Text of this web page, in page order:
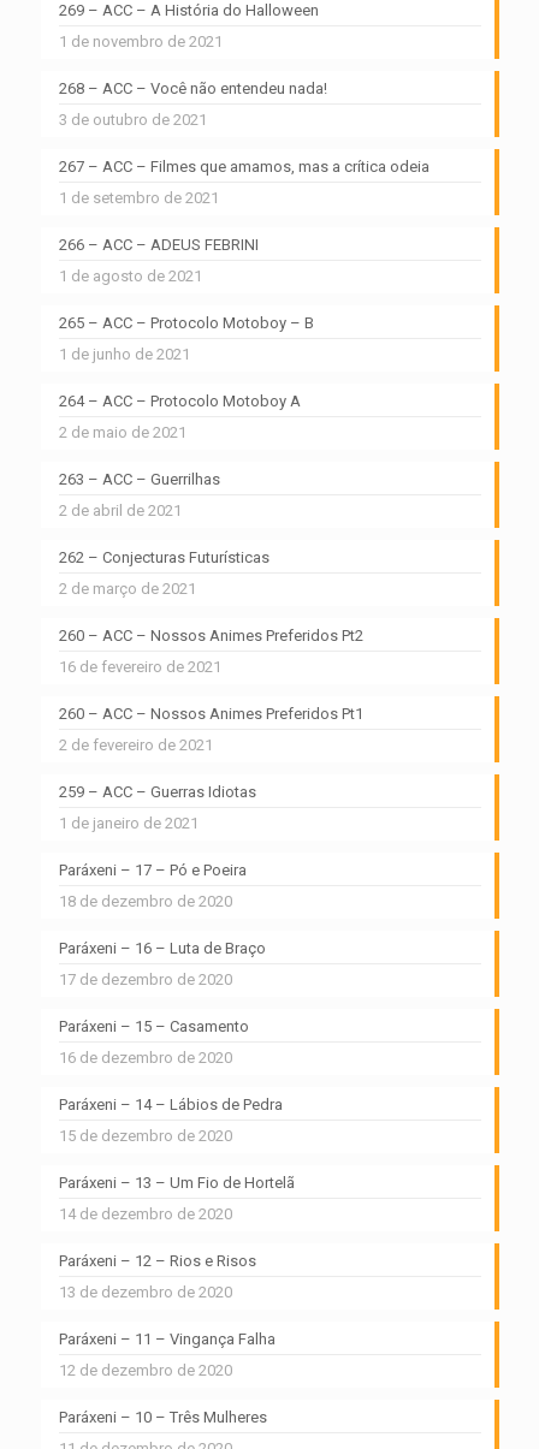
269 – ACC – A História do Halloween
1 de novembro de 2021
268 – ACC – Você não entendeu nada!
3 de outubro de 2021
267 – ACC – Filmes que amamos, mas a crítica odeia
1 de setembro de 2021
266 – ACC – ADEUS FEBRINI
1 de agosto de 2021
265 – ACC – Protocolo Motoboy – B
1 de junho de 2021
264 – ACC – Protocolo Motoboy A
2 de maio de 2021
263 – ACC – Guerrilhas
2 de abril de 2021
262 – Conjecturas Futurísticas
2 de março de 2021
260 – ACC – Nossos Animes Preferidos Pt2
16 de fevereiro de 2021
260 – ACC – Nossos Animes Preferidos Pt1
2 de fevereiro de 2021
259 – ACC – Guerras Idiotas
1 de janeiro de 2021
Paráxeni – 17 – Pó e Poeira
18 de dezembro de 2020
Paráxeni – 16 – Luta de Braço
17 de dezembro de 2020
Paráxeni – 15 – Casamento
16 de dezembro de 2020
Paráxeni – 14 – Lábios de Pedra
15 de dezembro de 2020
Paráxeni – 13 – Um Fio de Hortelã
14 de dezembro de 2020
Paráxeni – 12 – Rios e Risos
13 de dezembro de 2020
Paráxeni – 11 – Vingança Falha
12 de dezembro de 2020
Paráxeni – 10 – Três Mulheres